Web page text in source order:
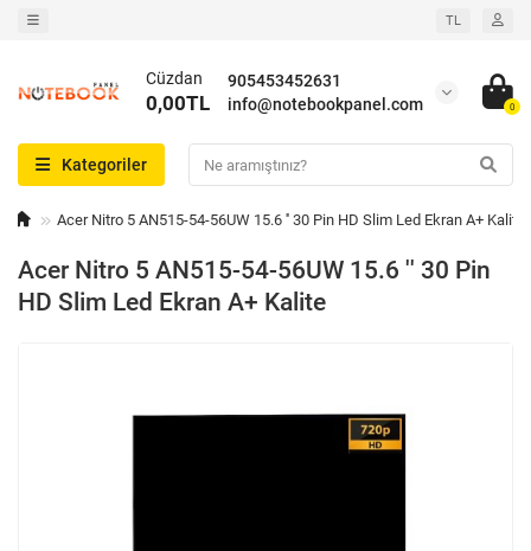
TL
905453452631
info@notebookpanel.com
Cüzdan
0,00TL 0
Kategoriler
Acer Nitro 5 AN515-54-56UW 15.6 '' 30 Pin HD Slim Led Ekran A+ Kalite
Acer Nitro 5 AN515-54-56UW 15.6 '' 30 Pin
HD Slim Led Ekran A+ Kalite